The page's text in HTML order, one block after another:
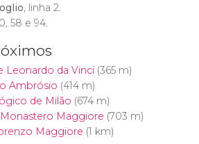
, linha 2.
58 e 94.
Leonardo da Vinci(365 m)
Ambrósio (414 m)
de Milão (674 m)
Maggiore (703 m)
Maggiore (1 km)